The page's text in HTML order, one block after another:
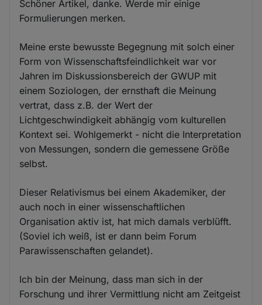
Schöner Artikel, danke. Werde mir einige
Formulierungen merken.
Meine erste bewusste Begegnung mit solch einer
Form von Wissenschaftsfeindlichkeit war vor
Jahren im Diskussionsbereich der GWUP mit
einem Soziologen, der ernsthaft die Meinung
vertrat, dass z.B. der Wert der
Lichtgeschwindigkeit abhängig vom kulturellen
Kontext sei. Wohlgemerkt - nicht die Interpretation
von Messungen, sondern die gemessene Größe
selbst.
Dieser Relativismus bei einem Akademiker, der
auch noch in einer wissenschaftlichen
Organisation aktiv ist, hat mich damals verblüfft.
(Soviel ich weiß, ist er dann beim Forum
Parawissenschaften gelandet).
Ich bin der Meinung, dass man sich in der
Forschung und ihrer Vermittlung nicht am Zeitgeist